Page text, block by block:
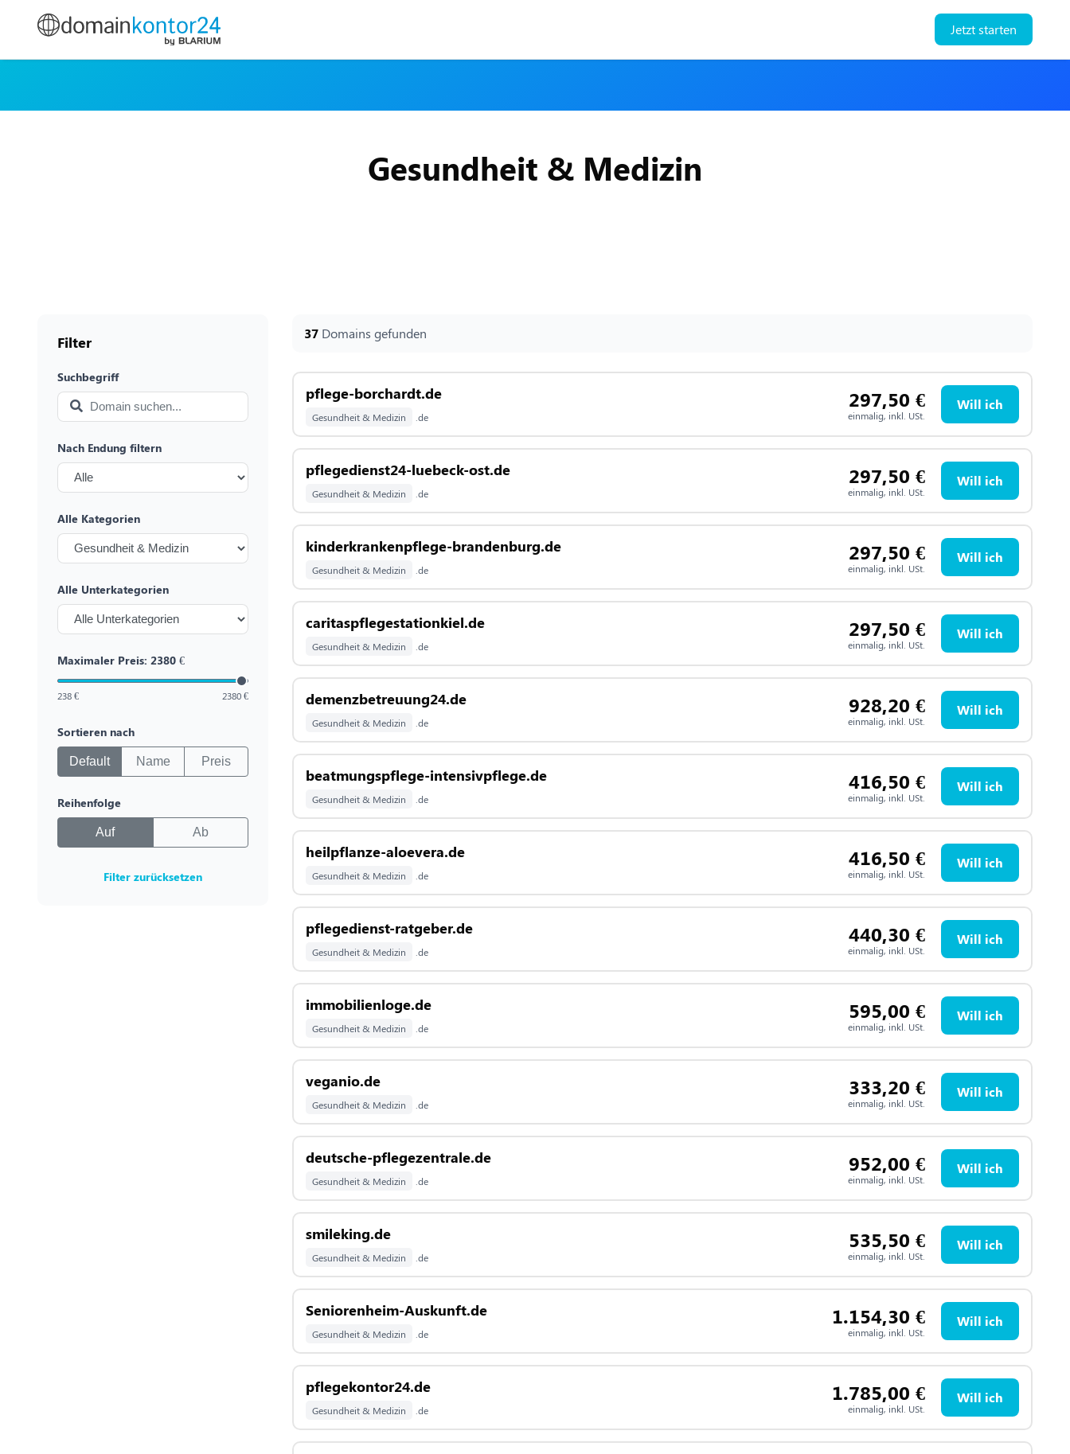
Jetzt starten
Gesundheit & Medizin
Filter
Suchbegriff
Nach Endung filtern
Alle Kategorien
Alle Unterkategorien
Maximaler Preis: 2380 €
238 € 2380 €
Sortieren nach
Default Name Preis
Reihenfolge
Auf Ab
Filter zurücksetzen
37 Domains gefunden
pflege-borchardt.de
Gesundheit & Medizin .de
297,50 €
einmalig, inkl. USt.
Will ich
pflegedienst24-luebeck-ost.de
Gesundheit & Medizin .de
297,50 €
einmalig, inkl. USt.
Will ich
kinderkrankenpflege-brandenburg.de
Gesundheit & Medizin .de
297,50 €
einmalig, inkl. USt.
Will ich
caritaspflegestationkiel.de
Gesundheit & Medizin .de
297,50 €
einmalig, inkl. USt.
Will ich
demenzbetreuung24.de
Gesundheit & Medizin .de
928,20 €
einmalig, inkl. USt.
Will ich
beatmungspflege-intensivpflege.de
Gesundheit & Medizin .de
416,50 €
einmalig, inkl. USt.
Will ich
heilpflanze-aloevera.de
Gesundheit & Medizin .de
416,50 €
einmalig, inkl. USt.
Will ich
pflegedienst-ratgeber.de
Gesundheit & Medizin .de
440,30 €
einmalig, inkl. USt.
Will ich
immobilienloge.de
Gesundheit & Medizin .de
595,00 €
einmalig, inkl. USt.
Will ich
veganio.de
Gesundheit & Medizin .de
333,20 €
einmalig, inkl. USt.
Will ich
deutsche-pflegezentrale.de
Gesundheit & Medizin .de
952,00 €
einmalig, inkl. USt.
Will ich
smileking.de
Gesundheit & Medizin .de
535,50 €
einmalig, inkl. USt.
Will ich
Seniorenheim-Auskunft.de
Gesundheit & Medizin .de
1.154,30 €
einmalig, inkl. USt.
Will ich
pflegekontor24.de
Gesundheit & Medizin .de
1.785,00 €
einmalig, inkl. USt.
Will ich